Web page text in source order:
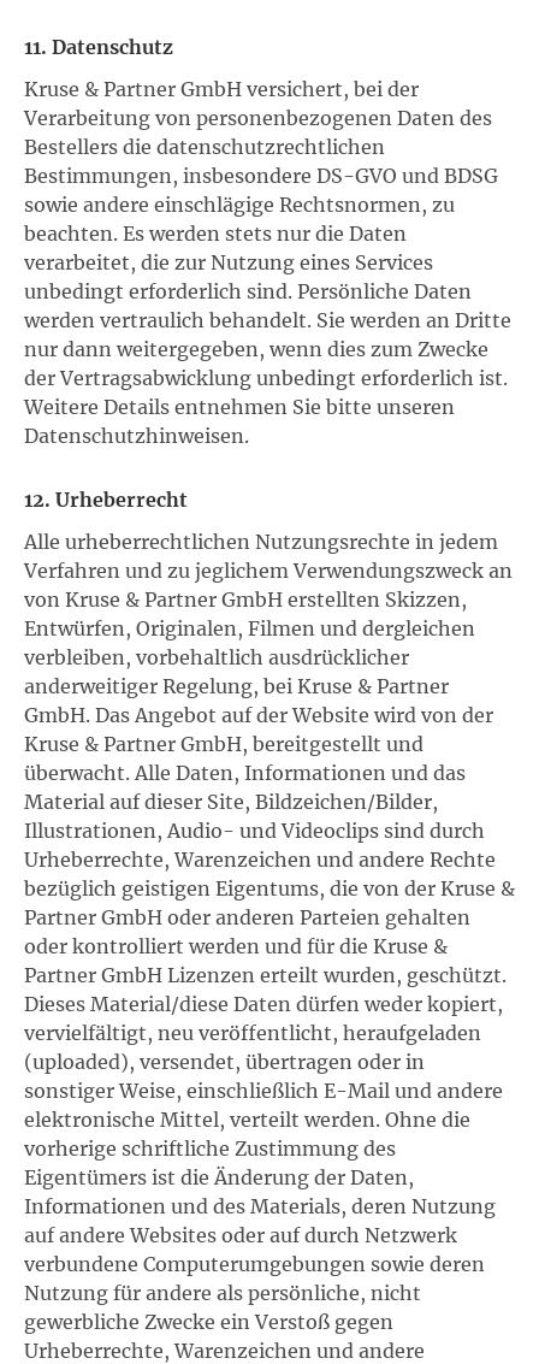
11. Datenschutz
Kruse & Partner GmbH versichert, bei der
Verarbeitung von personenbezogenen Daten des
Bestellers die datenschutzrechtlichen
Bestimmungen, insbesondere DS-GVO und BDSG
sowie andere einschlägige Rechtsnormen, zu
beachten. Es werden stets nur die Daten
verarbeitet, die zur Nutzung eines Services
unbedingt erforderlich sind. Persönliche Daten
werden vertraulich behandelt. Sie werden an Dritte
nur dann weitergegeben, wenn dies zum Zwecke
der Vertragsabwicklung unbedingt erforderlich ist.
Weitere Details entnehmen Sie bitte unseren
Datenschutzhinweisen.
12. Urheberrecht
Alle urheberrechtlichen Nutzungsrechte in jedem
Verfahren und zu jeglichem Verwendungszweck an
von Kruse & Partner GmbH erstellten Skizzen,
Entwürfen, Originalen, Filmen und dergleichen
verbleiben, vorbehaltlich ausdrücklicher
anderweitiger Regelung, bei Kruse & Partner
GmbH. Das Angebot auf der Website wird von der
Kruse & Partner GmbH, bereitgestellt und
überwacht. Alle Daten, Informationen und das
Material auf dieser Site, Bildzeichen/Bilder,
Illustrationen, Audio- und Videoclips sind durch
Urheberrechte, Warenzeichen und andere Rechte
bezüglich geistigen Eigentums, die von der Kruse &
Partner GmbH oder anderen Parteien gehalten
oder kontrolliert werden und für die Kruse &
Partner GmbH Lizenzen erteilt wurden, geschützt.
Dieses Material/diese Daten dürfen weder kopiert,
vervielfältigt, neu veröffentlicht, heraufgeladen
(uploaded), versendet, übertragen oder in
sonstiger Weise, einschließlich E-Mail und andere
elektronische Mittel, verteilt werden. Ohne die
vorherige schriftliche Zustimmung des
Eigentümers ist die Änderung der Daten,
Informationen und des Materials, deren Nutzung
auf andere Websites oder auf durch Netzwerk
verbundene Computerumgebungen sowie deren
Nutzung für andere als persönliche, nicht
gewerbliche Zwecke ein Verstoß gegen
Urheberrechte, Warenzeichen und andere